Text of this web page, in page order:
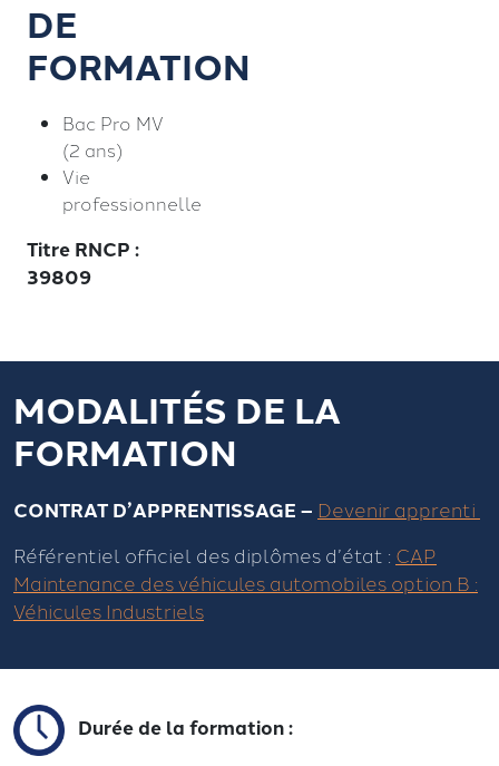
DE
FORMATION
Bac Pro MV
(2 ans)
Vie
professionnelle
Titre RNCP :
39809
MODALITÉS DE LA
FORMATION
CONTRAT D’APPRENTISSAGE – Devenir apprenti
Référentiel officiel des diplômes d’état : CAP
Maintenance des véhicules automobiles option B :
Véhicules Industriels
Durée de la formation :